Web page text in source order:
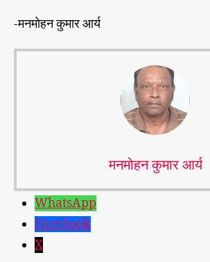
-मनमोहन कुमार आर्य
मनमोहन कुमार आर्य
WhatsApp
Facebook
X